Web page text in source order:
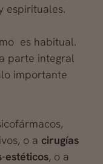
espirituales.
es habitual.
parte integral
importante
o a cirugías
estéticos, o a